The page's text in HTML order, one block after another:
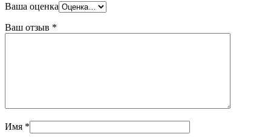
Ваша оценка
Ваш отзыв *
Имя *